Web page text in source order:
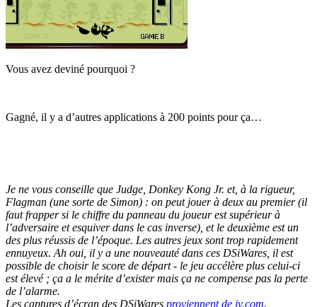
Vous avez deviné pourquoi ?
Gagné, il y a d’autres applications à 200 points pour ça…
Je ne vous conseille que Judge, Donkey Kong Jr. et, à la rigueur,
Flagman (une sorte de Simon) : on peut jouer à deux au premier (il
faut frapper si le chiffre du panneau du joueur est supérieur à
l’adversaire et esquiver dans le cas inverse), et le deuxième est un
des plus réussis de l’époque. Les autres jeux sont trop rapidement
ennuyeux. Ah oui, il y a une nouveauté dans ces DSiWares, il est
possible de choisir le score de départ - le jeu accélère plus celui-ci
est élevé ; ça a le mérite d’exister mais ça ne compense pas la perte
de l’alarme.
Les captures d’écran des DSiWares proviennent de jv.com.